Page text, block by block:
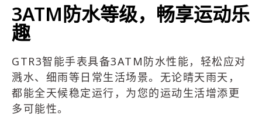
3ATM防水等级，畅享运动乐
趣
GTR3智能手表具备3ATM防水性能，轻松应对
溅水、细雨等日常生活场景。无论晴天雨天，
都能全天候稳定运行，为您的运动生活增添更
多可能性。